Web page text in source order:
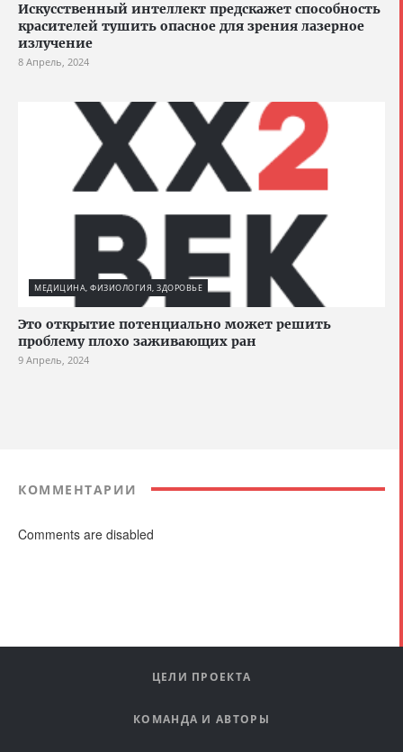
Искусственный интеллект предскажет способность
красителей тушить опасное для зрения лазерное
излучение
8 Апрель, 2024
МЕДИЦИНА, ФИЗИОЛОГИЯ, ЗДОРОВЬЕ
Это открытие потенциально может решить
проблему плохо заживающих ран
9 Апрель, 2024
КОММЕНТАРИИ
Comments are disabled
ЦЕЛИ ПРОЕКТА
КОМАНДА И АВТОРЫ